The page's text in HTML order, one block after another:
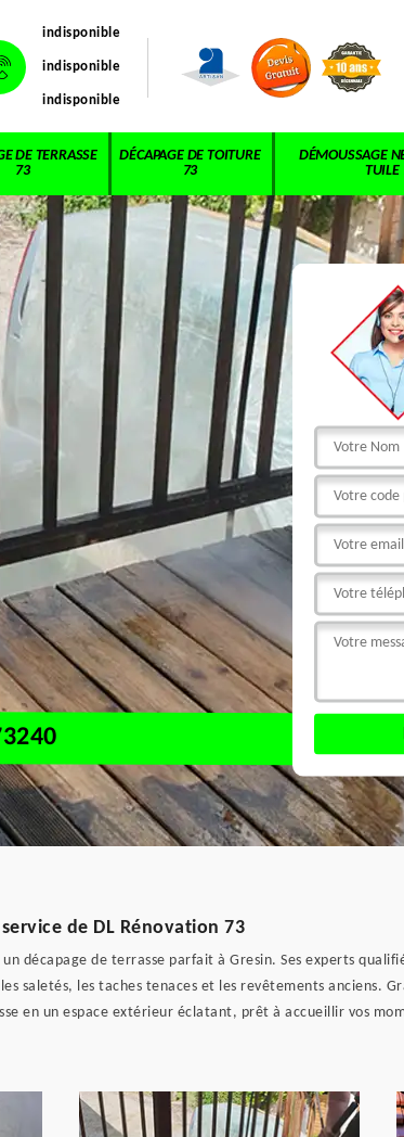
indisponible
indisponible
indisponible
DE TERRASSE
73
DÉCAPAGE DE TOITURE
73
DÉMOUSSAGE
TUILE
de DL Rénovation 73
décapage de terrasse parfait à Gresin. Ses experts
saletés, les taches tenaces et les revêtements anciens.
en un espace extérieur éclatant, prêt à accueillir vos